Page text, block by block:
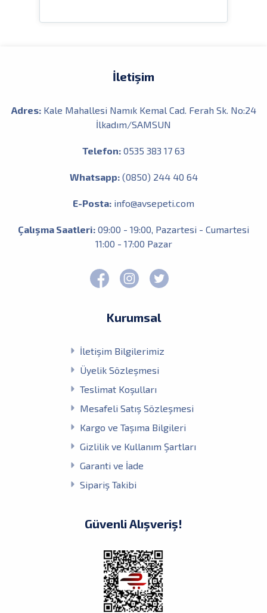
İletişim
Adres:Kale Mahallesi Namık Kemal Cad. Ferah Sk. No:24
İlkadım/SAMSUN
Telefon: 0535 383 17 63
Whatsapp:(0850) 244 40 64
E-Posta: info@avsepeti.com
Çalışma Saatleri: 09:00 - 19:00, Pazartesi - Cumartesi
11:00 - 17:00 Pazar
Kurumsal
İletişim Bilgilerimiz
Üyelik Sözleşmesi
Teslimat Koşulları
Mesafeli Satış Sözleşmesi
Kargo ve Taşıma Bilgileri
Gizlilik ve Kullanım Şartları
Garanti ve İade
Sipariş Takibi
Güvenli Alışveriş!